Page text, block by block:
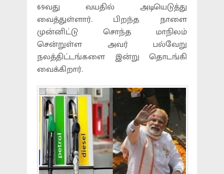
69வது வயதில் அடியெடுத்து
வைத்துள்ளார். பிறந்த நாளை
முன்னிட்டு சொந்த மாநிலம்
சென்றுள்ள அவர் பல்வேறு
நலத்திட்டங்களை இன்று தொடங்கி
வைக்கிறார்.